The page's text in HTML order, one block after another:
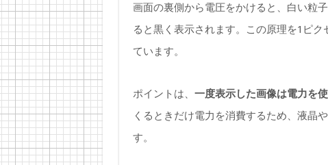
画面の裏側から電圧をかけると、白い粒
ると黒く表示されます。この原理を1ピ
ています。
ポイントは、 一度表示した画像は電力を
くるときだけ電力を消費するため、液晶
す。